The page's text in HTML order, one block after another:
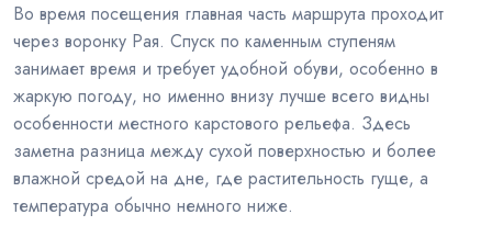
Во время посещения главная часть маршрута проходит
через воронку Рая. Спуск по каменным ступеням
занимает время и требует удобной обуви, особенно в
жаркую погоду, но именно внизу лучше всего видны
особенности местного карстового рельефа. Здесь
заметна разница между сухой поверхностью и более
влажной средой на дне, где растительность гуще, а
температура обычно немного ниже.